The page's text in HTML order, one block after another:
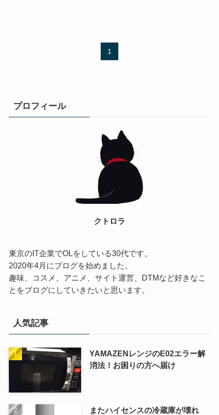
1
プロフィール
クトロラ
東京のIT企業でOLをしている30代です。
2020年4月にブログを始めました。
趣味、コスメ、アニメ、サイト運営、DTMなど好きなこ
とをブログにしていきたいと思います。
人気記事
YAMAZENレンジのE02エラー解
消法！お困りの方へ届け
またハイセンスの冷蔵庫が壊れ